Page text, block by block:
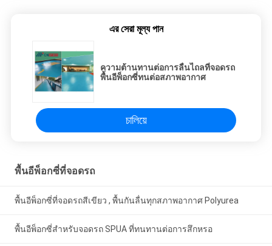
এর সেরা মূল্য পান
ความต้านทานต่อการลื่นไถลที่จอดรถ
พื้นอีพ็อกซี่ทนต่อสภาพอากาศ
চালিয়ে
พื้นอีพ็อกซี่ที่จอดรถ
พื้นอีพ็อกซี่ที่จอดรถสีเขียว , พื้นกันลื่นทุกสภาพอากาศ Polyurea
พื้นอีพ็อกซี่สำหรับจอดรถ SPUA ที่ทนทานต่อการสึกหรอ